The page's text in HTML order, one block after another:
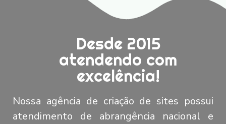
Desde 2015
atendendo com
excelência!
Nossa agência de criação de sites possui
atendimento de abrangência nacional e